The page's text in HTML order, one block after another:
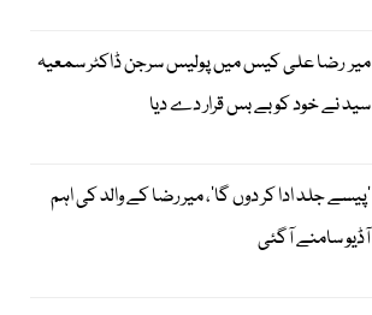
میر رضا علی کیس میں پولیس سرجن ڈاکٹر سمعیہ
سید نے خود کو بے بس قرار دے دیا
’پیسے جلد ادا کر دوں گا‘، میر رضا کے والد کی اہم
آڈیو سامنے آگئی